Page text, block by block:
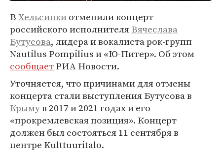
ВХельсинкиотменили концерт
российского исполнителяВячеслава
Бутусова, лидера и вокалиста рок-групп
Nautilus Pompilius и «Ю-Питер». Об этом
сообщаетРИА Новости.
Уточняется, что причинами для отмены
концерта стали выступления Бутусова в
Крымув 2017 и 2021 годах и его
«прокремлевская позиция». Концерт
должен был состояться 11 сентября в
центре Kulttuuritalo.